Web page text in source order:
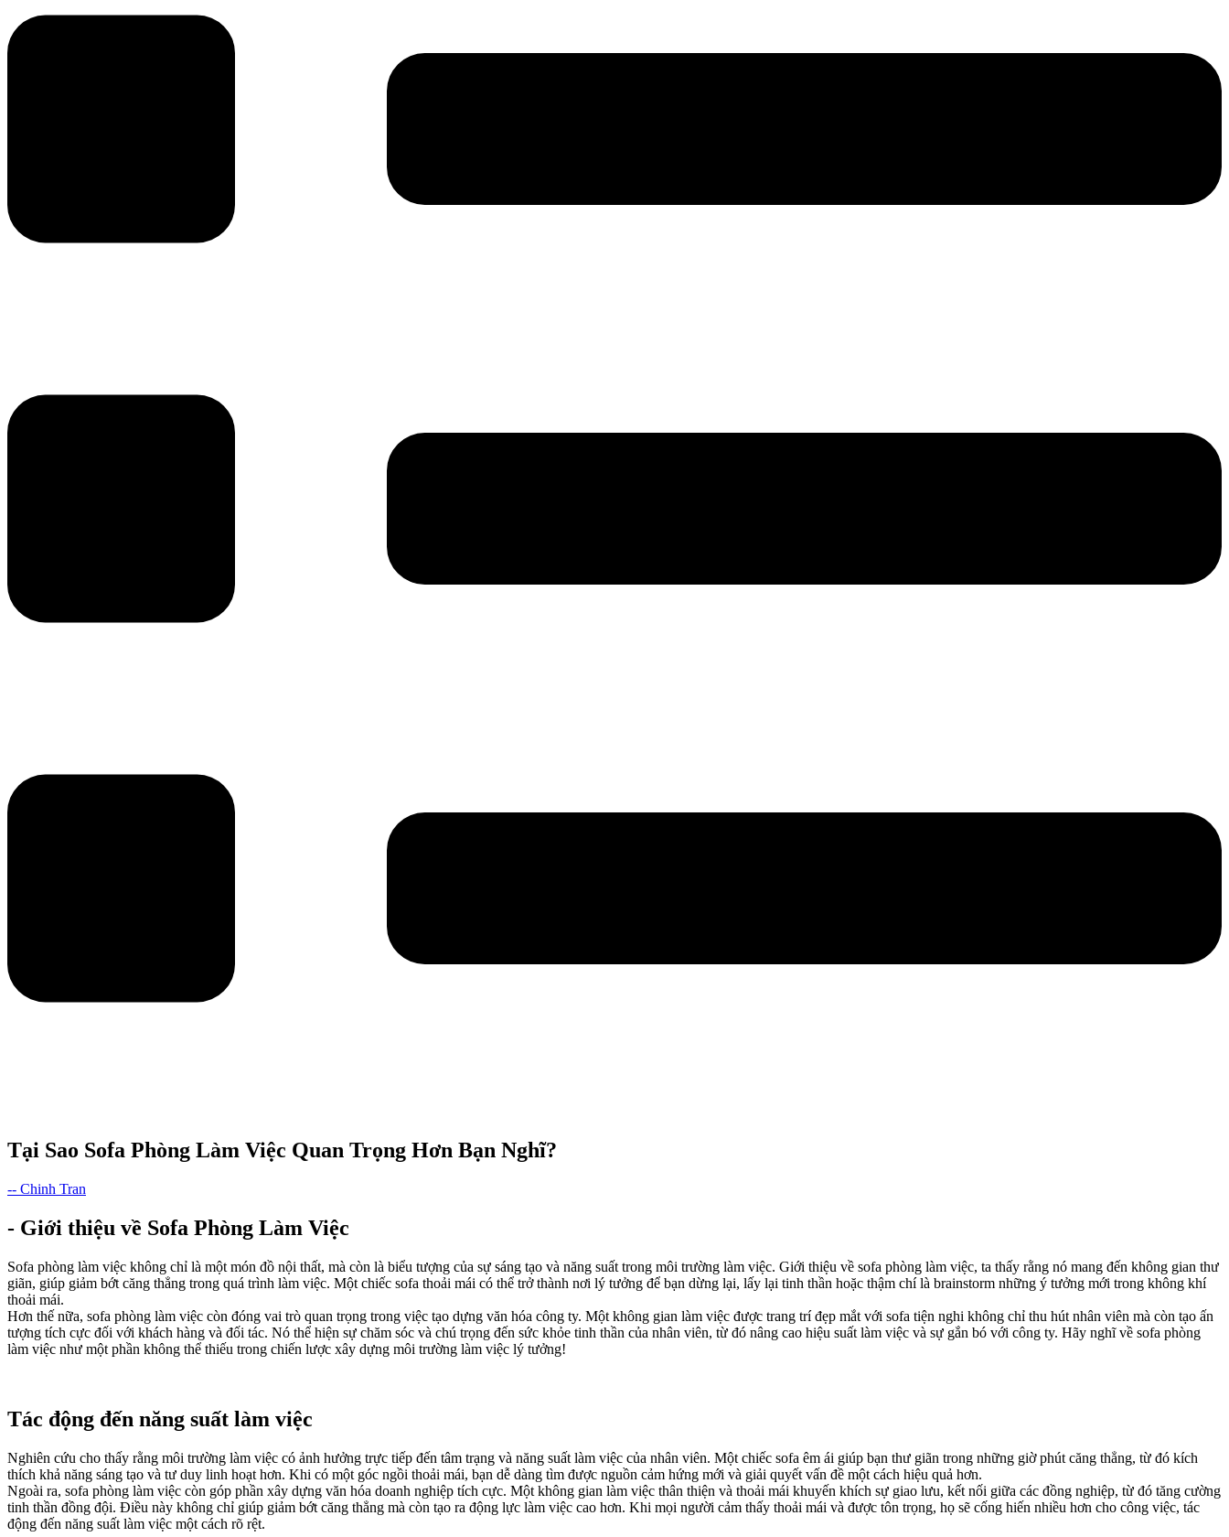
Tại Sao Sofa Phòng Làm Việc Quan Trọng Hơn Bạn Nghĩ?
-- Chinh Tran
- Giới thiệu về Sofa Phòng Làm Việc
Sofa phòng làm việc không chỉ là một món đồ nội thất, mà còn là biểu tượng của sự sáng tạo và năng suất trong môi trường làm việc. Giới thiệu về sofa phòng làm việc, ta thấy rằng nó mang đến không gian thư
giãn, giúp giảm bớt căng thẳng trong quá trình làm việc. Một chiếc sofa thoải mái có thể trở thành nơi lý tưởng để bạn dừng lại, lấy lại tinh thần hoặc thậm chí là brainstorm những ý tưởng mới trong không khí
thoải mái.
Hơn thế nữa, sofa phòng làm việc còn đóng vai trò quan trọng trong việc tạo dựng văn hóa công ty. Một không gian làm việc được trang trí đẹp mắt với sofa tiện nghi không chỉ thu hút nhân viên mà còn tạo ấn
tượng tích cực đối với khách hàng và đối tác. Nó thể hiện sự chăm sóc và chú trọng đến sức khỏe tinh thần của nhân viên, từ đó nâng cao hiệu suất làm việc và sự gắn bó với công ty. Hãy nghĩ về sofa phòng
làm việc như một phần không thể thiếu trong chiến lược xây dựng môi trường làm việc lý tưởng!
Tác động đến năng suất làm việc
Nghiên cứu cho thấy rằng môi trường làm việc có ảnh hưởng trực tiếp đến tâm trạng và năng suất làm việc của nhân viên. Một chiếc sofa êm ái giúp bạn thư giãn trong những giờ phút căng thẳng, từ đó kích
thích khả năng sáng tạo và tư duy linh hoạt hơn. Khi có một góc ngồi thoải mái, bạn dễ dàng tìm được nguồn cảm hứng mới và giải quyết vấn đề một cách hiệu quả hơn.
Ngoài ra, sofa phòng làm việc còn góp phần xây dựng văn hóa doanh nghiệp tích cực. Một không gian làm việc thân thiện và thoải mái khuyến khích sự giao lưu, kết nối giữa các đồng nghiệp, từ đó tăng cường
tinh thần đồng đội. Điều này không chỉ giúp giảm bớt căng thẳng mà còn tạo ra động lực làm việc cao hơn. Khi mọi người cảm thấy thoải mái và được tôn trọng, họ sẽ cống hiến nhiều hơn cho công việc, tác
động đến năng suất làm việc một cách rõ rệt.